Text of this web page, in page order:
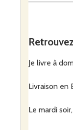
Je livre à
Livraison en
Le mardi